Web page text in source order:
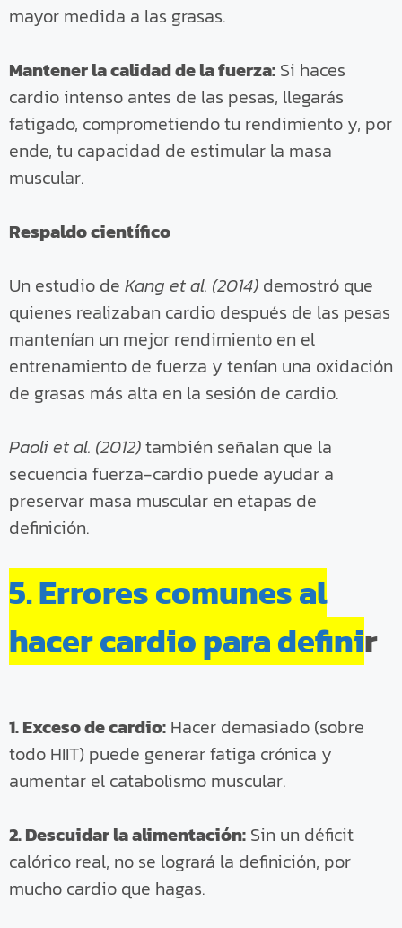
mayor medida a las grasas.
Mantener la calidad de la fuerza: Si haces
cardio intenso antes de las pesas, llegarás
fatigado, comprometiendo tu rendimiento y, por
ende, tu capacidad de estimular la masa
muscular.
Respaldo científico
Un estudio de Kang et al. (2014) demostró que
quienes realizaban cardio después de las pesas
mantenían un mejor rendimiento en el
entrenamiento de fuerza y tenían una oxidación
de grasas más alta en la sesión de cardio.
Paoli et al. (2012)también señalan que la
secuencia fuerza-cardio puede ayudar a
preservar masa muscular en etapas de
definición.
5. Errores comunes al
hacer cardio para definir
1. Exceso de cardio: Hacer demasiado (sobre
todo HIIT) puede generar fatiga crónica y
aumentar el catabolismo muscular.
2. Descuidar la alimentación: Sin un déficit
calórico real, no se logrará la definición, por
mucho cardio que hagas.